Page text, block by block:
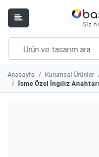
Anasayfa Kurumsal Ürünler
İsme Özel İngiliz